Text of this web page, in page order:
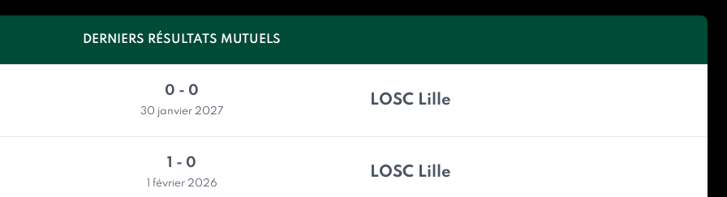
DERNIERS RÉSULTATS MUTUELS
0 - 0
30 janvier 2027
LOSC Lille
1 - 0
1 février 2026
LOSC Lille